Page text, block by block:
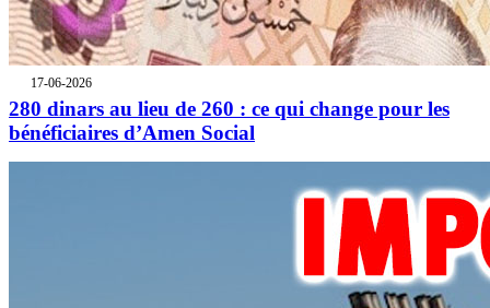
17-06-2026
280 dinars au lieu de 260 : ce qui change pour les
bénéficiaires d’Amen Social